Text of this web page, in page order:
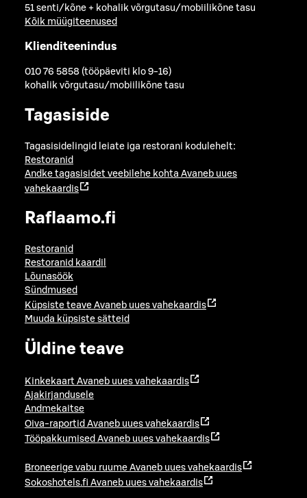
51 senti/kõne + kohalik võrgutasu/mobiilikõne tasu
Kõik müügiteenused
Klienditeenindus
010 76 5858 (tööpäeviti klo 9-16)
kohalik võrgutasu/mobiilikõne tasu
Tagasiside
Tagasisidelingid leiate iga restorani kodulehelt:
Restoranid
Andke tagasisidet veebilehe kohta Avaneb uues
vahekaardis
Raflaamo.fi
Restoranid
Restoranid kaardil
Lõunasöök
Sündmused
Küpsiste teave Avaneb uues vahekaardis
Muuda küpsiste sätteid
Üldine teave
Kinkekaart Avaneb uues vahekaardis
Ajakirjandusele
Andmekaitse
Oiva-raportid Avaneb uues vahekaardis
Tööpakkumised Avaneb uues vahekaardis
Broneerige vabu ruume Avaneb uues vahekaardis
Sokoshotels.fi Avaneb uues vahekaardis